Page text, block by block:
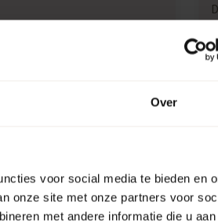
Over
voor social media te bieden en
onze site met onze partners voor
met andere informatie die u
is gemaakt van een